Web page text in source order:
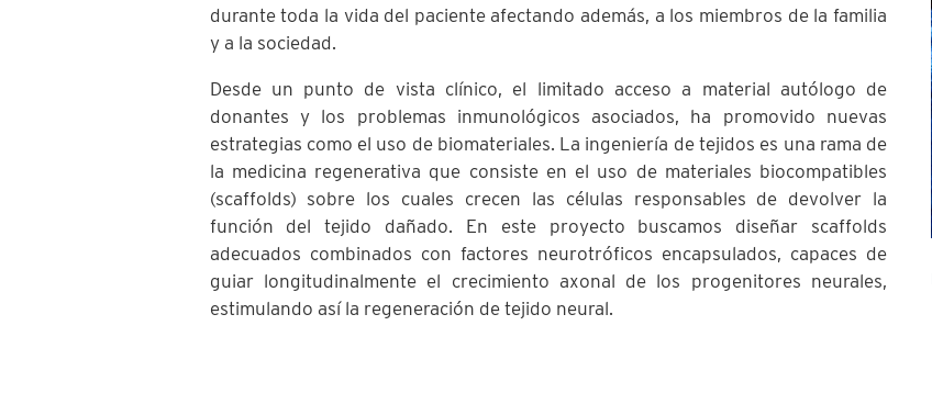
durante toda la vida del paciente afectando además, a los miembros de la familia
y a la sociedad.
Desde un punto de vista clínico, el limitado acceso a material autólogo de
donantes y los problemas inmunológicos asociados, ha promovido nuevas
estrategias como el uso de biomateriales. La ingeniería de tejidos es una rama de
la medicina regenerativa que consiste en el uso de materiales biocompatibles
(scaffolds) sobre los cuales crecen las células responsables de devolver la
función del tejido dañado. En este proyecto buscamos diseñar scaffolds
adecuados combinados con factores neurotróficos encapsulados, capaces de
guiar longitudinalmente el crecimiento axonal de los progenitores neurales,
estimulando así la regeneración de tejido neural.